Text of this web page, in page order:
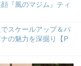
『風のマジム』ティ
スケールアップ＆パ
の魅力を深掘り【P